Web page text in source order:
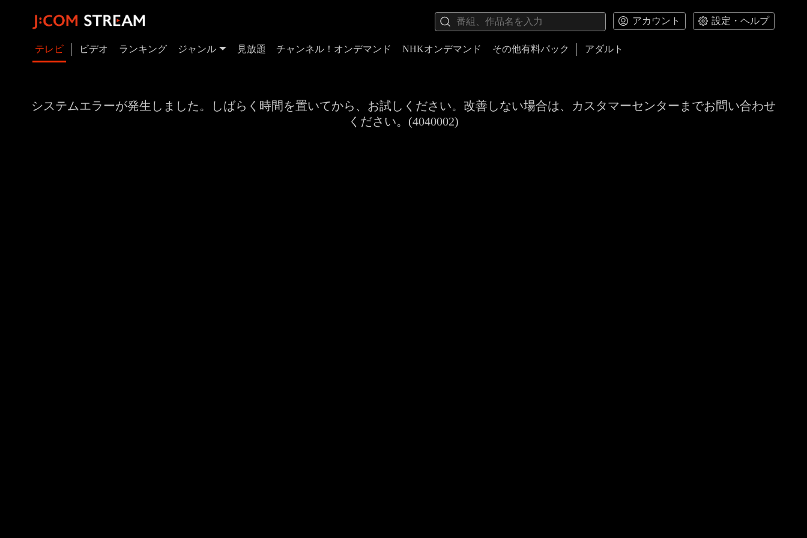
アカウント 設定・ヘルプ
テレビ ビデオ ランキング ジャンル 見放題 チャンネル！オンデマンド NHKオンデマンド その他有料パック アダルト
システムエラーが発生しました。しばらく時間を置いてから、お試しください。改善しない場合は、カスタマーセンターまでお問い合わせ
ください。(4040002)